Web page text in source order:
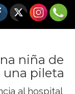
niña de
una pileta
al hospital